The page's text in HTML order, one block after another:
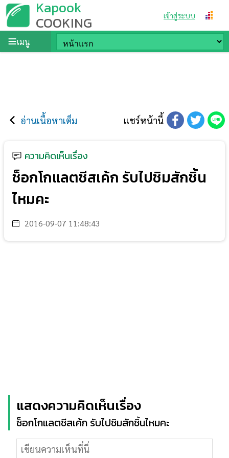
Kapook
COOKING เข้าสู่ระบบ
เมนู
อ่านเนื้อหาเต็ม แชร์หน้านี้
ความคิดเห็นเรื่อง
ช็อกโกแลตชีสเค้ก รับไปชิมสักชิ้น
ไหมคะ
2016-09-07 11:48:43
แสดงความคิดเห็นเรื่อง
ช็อกโกแลตชีสเค้ก รับไปชิมสักชิ้นไหมคะ